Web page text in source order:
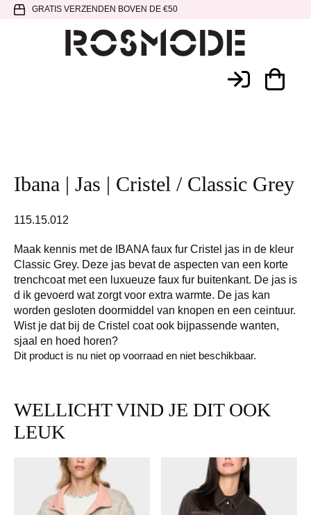
Spring
hoofdnavigatie
Door
SpringGRATIS VERZENDEN BOVEN DE €50
Ibana | Jas | Cristel / Classic Grey
115.15.012
Maak kennis met de IBANA faux fur Cristel jas in de kleur
Classic Grey. Deze jas bevat de aspecten van een korte
trenchcoat met een luxueuze faux fur buitenkant. De jas is
d ik gevoerd wat zorgt voor extra warmte. De jas kan
worden gesloten doormiddel van knopen en een ceintuur.
Wist je dat bij de Cristel coat ook bijpassende wanten,
sjaal en hoed horen?
Dit product is nu niet op voorraad en niet beschikbaar.
WELLICHT VIND JE DIT OOK
LEUK